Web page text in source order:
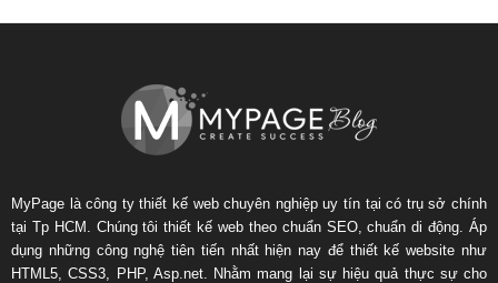
MyPage là công ty thiết kế web chuyên nghiệp uy tín tại có trụ sở chính
tại Tp HCM. Chúng tôi thiết kế web theo chuẩn SEO, chuẩn di động. Áp
dụng những công nghệ tiên tiến nhất hiện nay để thiết kế website như
HTML5, CSS3, PHP, Asp.net. Nhằm mang lại sự hiệu quả thực sự cho